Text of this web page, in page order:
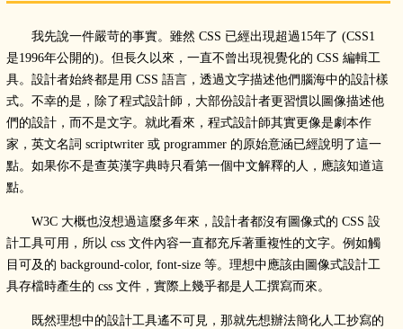
我先說一件嚴苛的事實。雖然 CSS 已經出現超過15年了 (CSS1
是1996年公開的)。但長久以來，一直不曾出現視覺化的 CSS 編輯工
具。設計者始終都是用 CSS 語言，透過文字描述他們腦海中的設計樣
式。不幸的是，除了程式設計師，大部份設計者更習慣以圖像描述他
們的設計，而不是文字。就此看來，程式設計師其實更像是劇本作
家，英文名詞 scriptwriter 或 programmer 的原始意涵已經說明了這一
點。如果你不是查英漢字典時只看第一個中文解釋的人，應該知道這
點。
W3C 大概也沒想過這麼多年來，設計者都沒有圖像式的 CSS 設
計工具可用，所以 css 文件內容一直都充斥著重複性的文字。例如觸
目可及的 background-color, font-size 等。理想中應該由圖像式設計工
具存檔時產生的 css 文件，實際上幾乎都是人工撰寫而來。
既然理想中的設計工具遙不可見，那就先想辦法簡化人工抄寫的